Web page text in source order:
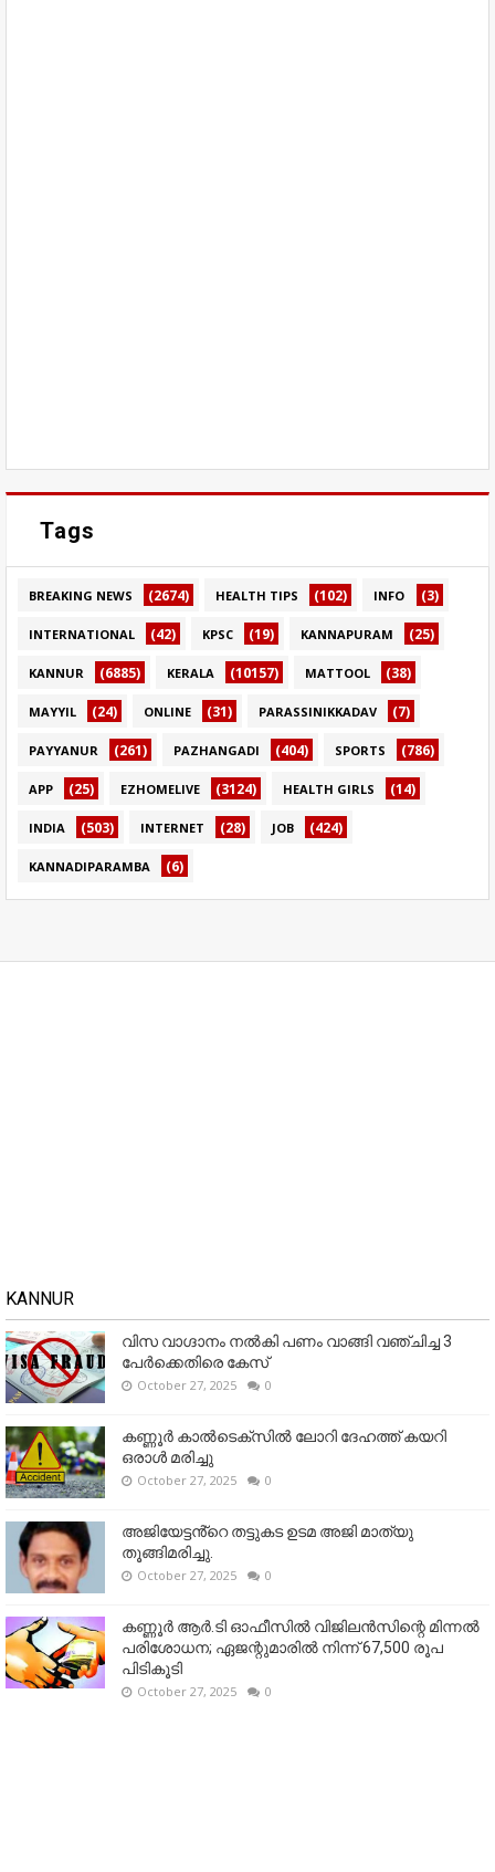
Tags
BREAKING NEWS (2674) HEALTH TIPS (102) INFO (3)
INTERNATIONAL (42) KPSC (19) KANNAPURAM (25)
KANNUR (6885) KERALA (10157) MATTOOL (38)
MAYYIL (24) ONLINE (31) PARASSINIKKADAV (7)
PAYYANUR (261) PAZHANGADI (404) SPORTS (786)
APP (25) EZHOMELIVE (3124) HEALTH GIRLS (14)
INDIA (503) INTERNET (28) JOB (424)
KANNADIPARAMBA (6)
KANNUR
വിസ വാഗ്ദാനം നൽകി പണം വാങ്ങി വഞ്ചിച്ച 3
പേർക്കെതിരെ കേസ്
October 27, 2025 0
കണ്ണൂര്‍ കാല്‍ടെക്‌സില്‍ ലോറി ദേഹത്ത് കയറി
ഒരാള്‍ മരിച്ചു
October 27, 2025 0
അജിയേട്ടൻ്റെ തട്ടുകട ഉടമ അജി മാത്യു
തൂങ്ങിമരിച്ചു.
October 27, 2025 0
കണ്ണൂര്‍ ആര്‍.ടി ഓഫീസില്‍ വിജിലൻസിന്റെ മിന്നല്‍
പരിശോധന; ഏജന്റുമാരില്‍ നിന്ന് 67,500 രൂപ
പിടികൂടി
October 27, 2025 0